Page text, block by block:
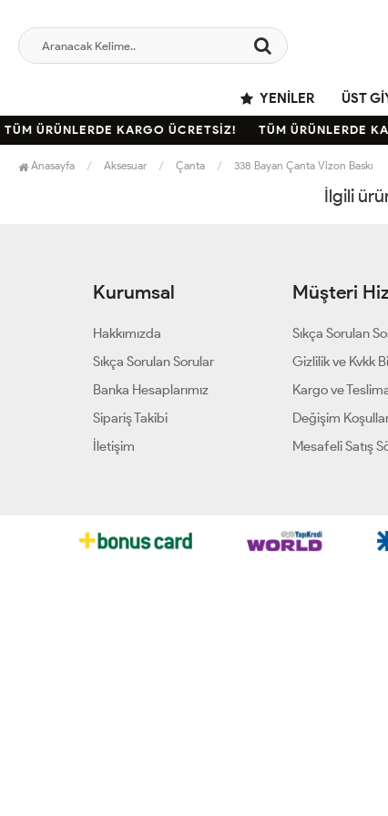
YENILER ÜST
TÜM ÜRÜNLERDE KARGO ÜCRETSİZ! TÜM ÜRÜNLERDE
Anasayfa Aksesuar Çanta 338 Bayan Çanta Vizon Baskı
İlgili
Kurumsal
Hakkımızda
Sıkça Sorulan Sorular
Banka Hesaplarımız
Sipariş Takibi
İletişim
Müşteri
Sıkça Sorulan
Gizlilik ve Kvkk
Kargo ve
Değişim
Mesafeli Satış